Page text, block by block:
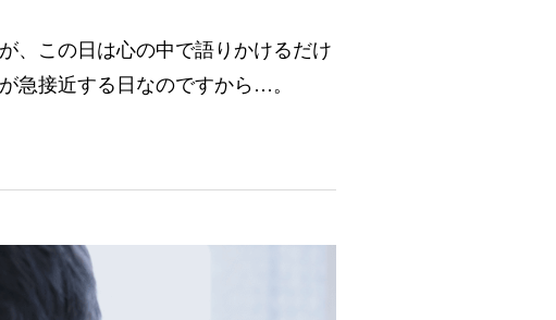
、この日は心の中で語りかけるだけ
急接近する日なのですから…。